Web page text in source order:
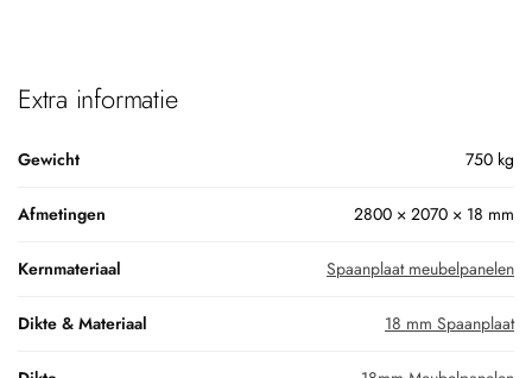
Extra informatie
Gewicht 750 kg
Afmetingen 2800 × 2070 × 18 mm
Kernmateriaal Spaanplaat meubelpanelen
Dikte & Materiaal 18 mm Spaanplaat